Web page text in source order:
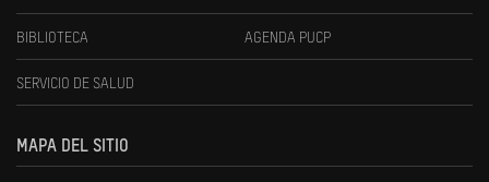
BIBLIOTECA AGENDA PUCP
SERVICIO DE SALUD
MAPA DEL SITIO